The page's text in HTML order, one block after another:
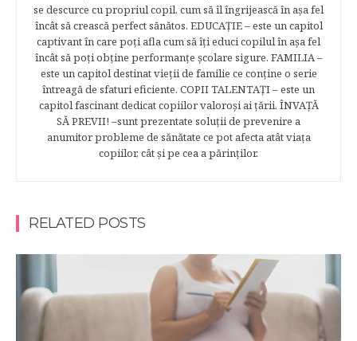
se descurce cu propriul copil, cum să îl îngrijească în aşa fel
încât să crească perfect sănătos. EDUCAŢIE – este un capitol
captivant în care poţi afla cum să îţi educi copilul în aşa fel
încât să poţi obţine performanţe şcolare sigure. FAMILIA –
este un capitol destinat vieţii de familie ce conţine o serie
întreagă de sfaturi eficiente. COPII TALENTAŢI – este un
capitol fascinant dedicat copiilor valoroși ai țării. ÎNVAŢĂ
SĂ PREVII! –sunt prezentate soluţii de prevenire a
anumitor probleme de sănătate ce pot afecta atât viaţa
copiilor, cât şi pe cea a părinţilor.
RELATED POSTS